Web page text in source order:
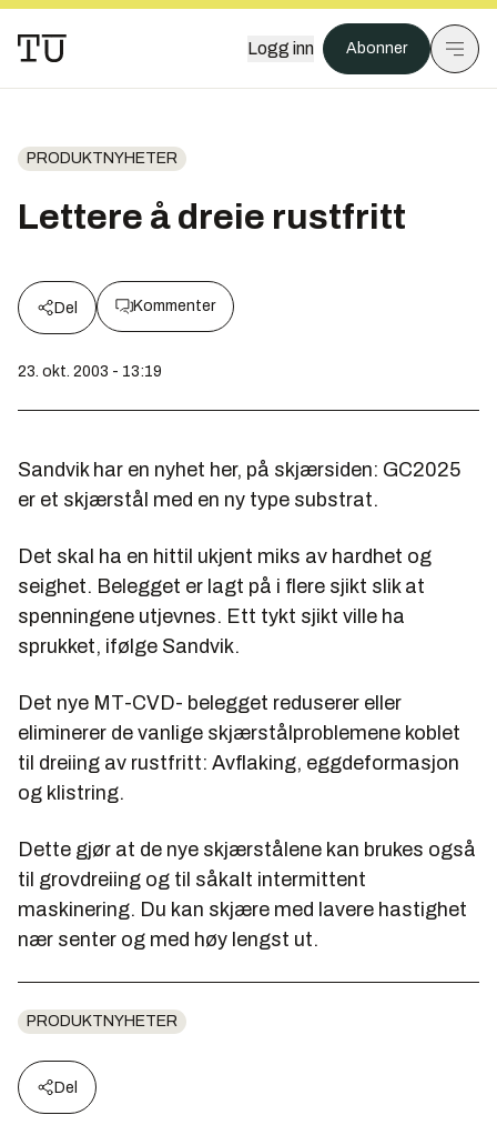
Logg inn Abonner
PRODUKTNYHETER
Lettere å dreie rustfritt
Del Kommenter
23. okt. 2003 - 13:19
Sandvik har en nyhet her, på skjærsiden: GC2025
er et skjærstål med en ny type substrat.
Det skal ha en hittil ukjent miks av hardhet og
seighet. Belegget er lagt på i flere sjikt slik at
spenningene utjevnes. Ett tykt sjikt ville ha
sprukket, ifølge Sandvik.
Det nye MT-CVD- belegget reduserer eller
eliminerer de vanlige skjærstålproblemene koblet
til dreiing av rustfritt: Avflaking, eggdeformasjon
og klistring.
Dette gjør at de nye skjærstålene kan brukes også
til grovdreiing og til såkalt intermittent
maskinering. Du kan skjære med lavere hastighet
nær senter og med høy lengst ut.
PRODUKTNYHETER
Del